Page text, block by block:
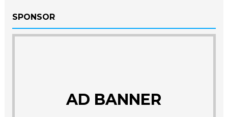
SPONSOR
AD BANNER